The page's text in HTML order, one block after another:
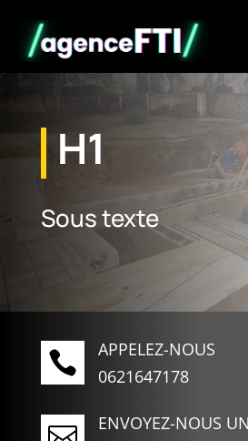
H1
Sous texte

APPELEZ-NOUS
0621647178
ENVOYEZ-NOUS